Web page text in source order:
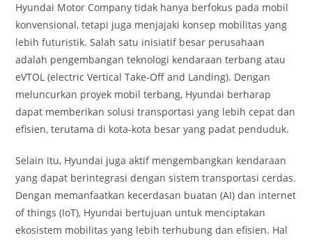
Hyundai Motor Company tidak hanya berfokus pada mobil
konvensional, tetapi juga menjajaki konsep mobilitas yang
lebih futuristik. Salah satu inisiatif besar perusahaan
adalah pengembangan teknologi kendaraan terbang atau
eVTOL (electric Vertical Take-Off and Landing). Dengan
meluncurkan proyek mobil terbang, Hyundai berharap
dapat memberikan solusi transportasi yang lebih cepat dan
efisien, terutama di kota-kota besar yang padat penduduk.
Selain itu, Hyundai juga aktif mengembangkan kendaraan
yang dapat berintegrasi dengan sistem transportasi cerdas.
Dengan memanfaatkan kecerdasan buatan (AI) dan internet
of things (IoT), Hyundai bertujuan untuk menciptakan
ekosistem mobilitas yang lebih terhubung dan efisien. Hal